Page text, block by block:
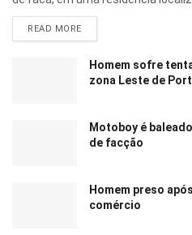
READ MORE
Homem sofre
zona Leste de
Motoboy é
de facção
Homem preso
comércio